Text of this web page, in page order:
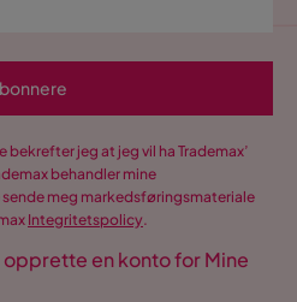
jeg at jeg vil ha Trademax’
behandler mine
meg markedsføringsmateriale
Integritetspolicy.
opprette en konto for Mine